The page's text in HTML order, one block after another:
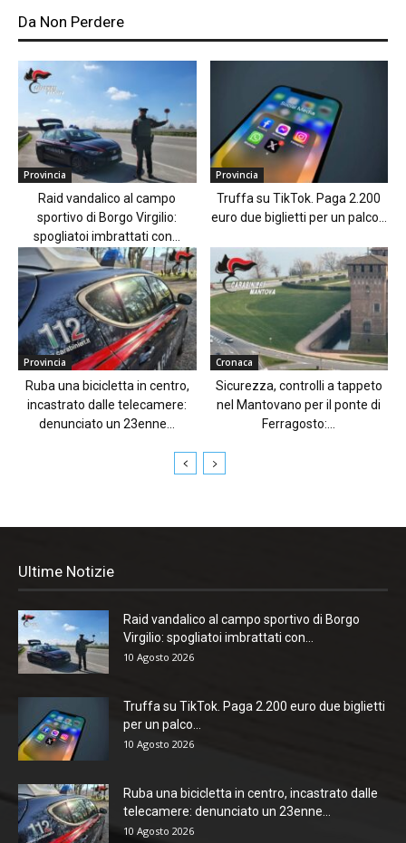
Da Non Perdere
Provincia
Raid vandalico al campo
sportivo di Borgo Virgilio:
spogliatoi imbrattati con...
Provincia
Truffa su TikTok. Paga 2.200
euro due biglietti per un palco...
Provincia
Ruba una bicicletta in centro,
incastrato dalle telecamere:
denunciato un 23enne...
Cronaca
Sicurezza, controlli a tappeto
nel Mantovano per il ponte di
Ferragosto:...
Ultime Notizie
Raid vandalico al campo sportivo di Borgo
Virgilio: spogliatoi imbrattati con...
10 Agosto 2026
Truffa su TikTok. Paga 2.200 euro due biglietti
per un palco...
10 Agosto 2026
Ruba una bicicletta in centro, incastrato dalle
telecamere: denunciato un 23enne...
10 Agosto 2026